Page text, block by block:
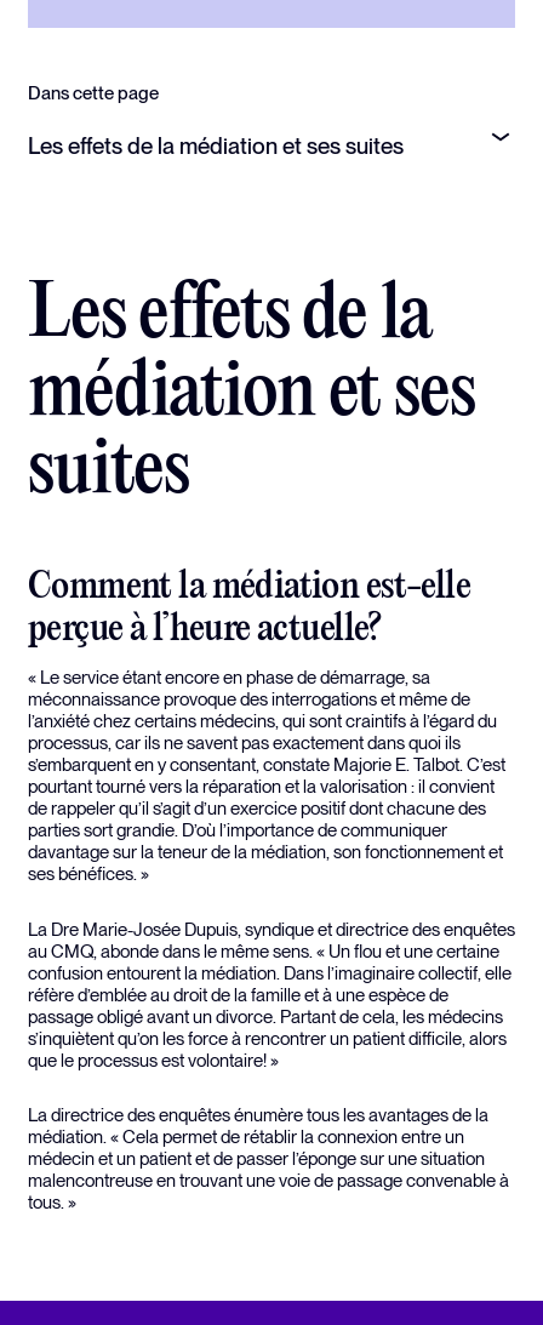
Dans cette page
Les effets de la médiation et ses suites
Les effets de la
médiation et ses
suites
Comment la médiation est-elle
perçue à l’heure actuelle?
« Le service étant encore en phase de démarrage, sa
méconnaissance provoque des interrogations et même de
l’anxiété chez certains médecins, qui sont craintifs à l’égard du
processus, car ils ne savent pas exactement dans quoi ils
s’embarquent en y consentant, constate Majorie E. Talbot. C’est
pourtant tourné vers la réparation et la valorisation : il convient
de rappeler qu’il s’agit d’un exercice positif dont chacune des
parties sort grandie. D’où l’importance de communiquer
davantage sur la teneur de la médiation, son fonctionnement et
ses bénéfices. »
La Dre Marie-Josée Dupuis, syndique et directrice des enquêtes
au CMQ, abonde dans le même sens. « Un flou et une certaine
confusion entourent la médiation. Dans l’imaginaire collectif, elle
réfère d’emblée au droit de la famille et à une espèce de
passage obligé avant un divorce. Partant de cela, les médecins
s’inquiètent qu’on les force à rencontrer un patient difficile, alors
que le processus est volontaire! »
La directrice des enquêtes énumère tous les avantages de la
médiation. « Cela permet de rétablir la connexion entre un
médecin et un patient et de passer l’éponge sur une situation
malencontreuse en trouvant une voie de passage convenable à
tous. »